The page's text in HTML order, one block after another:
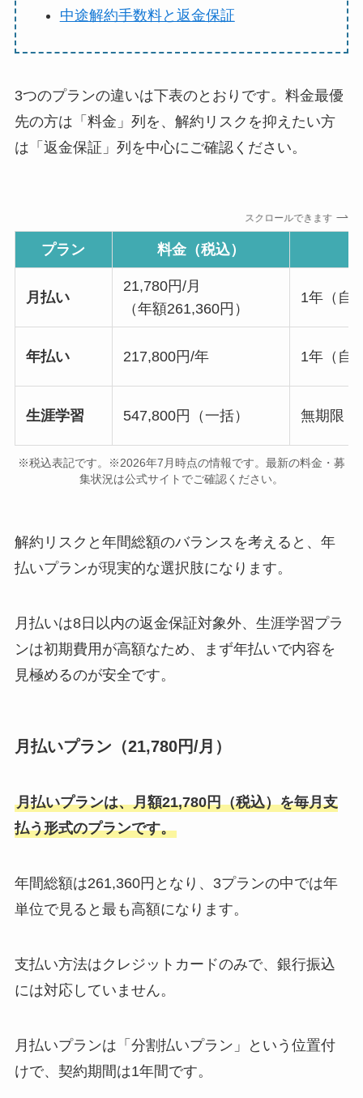
中途解約手数料と返金保証
3つのプランの違いは下表のとおりです。料金最優
先の方は「料金」列を、解約リスクを抑えたい方
は「返金保証」列を中心にご確認ください。
スクロールできます
プラン 料金（税込）
月払い
21,780円/月
（年額261,360円）
1年（自
年払い 217,800円/年 1年（自
生涯学習 547,800円（一括） 無期限
※税込表記です。※2026年7月時点の情報です。最新の料金・募
集状況は公式サイトでご確認ください。
解約リスクと年間総額のバランスを考えると、年
払いプランが現実的な選択肢になります。
月払いは8日以内の返金保証対象外、生涯学習プラ
ンは初期費用が高額なため、まず年払いで内容を
見極めるのが安全です。
月払いプラン（21,780円/月）
月払いプランは、月額21,780円（税込）を毎月支
払う形式のプランです。
年間総額は261,360円となり、3プランの中では年
単位で見ると最も高額になります。
支払い方法はクレジットカードのみで、銀行振込
には対応していません。
月払いプランは「分割払いプラン」という位置付
けで、契約期間は1年間です。